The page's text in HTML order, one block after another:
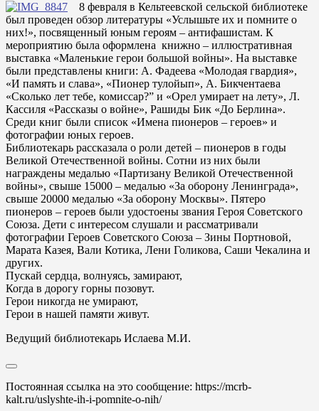
8 февраля в Кельтеевской сельской библиотеке
был проведен обзор литературы «Услышьте их и помните о
них!», посвященный юным героям – антифашистам. К
мероприятию была оформлена книжно – иллюстративная
выставка «Маленькие герои большой войны». На выставке
были представлены книги: А. Фадеева «Молодая гвардия»,
«И память и слава», «Пионер тулойып», А. Бикчентаева
«Сколько лет тебе, комиссар?” и «Орел умирает на лету», Л.
Кассиля «Рассказы о войне», Рашиды Бик «До Берлина».
Среди книг были список «Имена пионеров – героев» и
фотографии юных героев.
Библиотекарь рассказала о роли детей – пионеров в годы
Великой Отечественной войны. Сотни из них были
награждены медалью «Партизану Великой Отечественной
войны», свыше 15000 – медалью «За оборону Ленинграда»,
свыше 20000 медалью «За оборону Москвы». Пятеро
пионеров – героев были удостоены звания Героя Советского
Союза. Дети с интересом слушали и рассматривали
фотографии Героев Советского Союза – Зины Портновой,
Марата Казея, Вали Котика, Лени Голикова, Саши Чекалина и
других.
Пускай сердца, волнуясь, замирают,
Когда в дорогу горны позовут.
Герои никогда не умирают,
Герои в нашей памяти живут.
Ведущий библиотекарь Ислаева М.И.
Постоянная ссылка на это сообщение: https://mcrb-
kalt.ru/uslyshte-ih-i-pomnite-o-nih/